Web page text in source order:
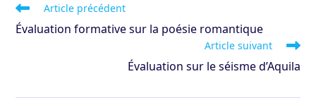
Read
more
articles
Article précédent
Évaluation formative sur la poésie romantique
Article suivant
Évaluation sur le séisme d’Aquila